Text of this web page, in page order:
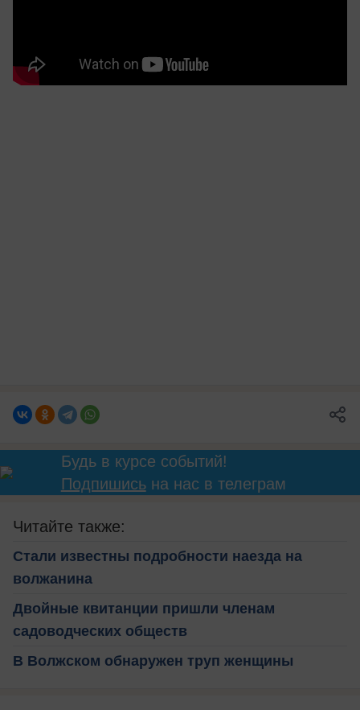
Будь в курсе событий!
Подпишисьна нас в телеграм
Читайте также:
Стали известны подробности наезда на
волжанина
Двойные квитанции пришли членам
садоводческих обществ
В Волжском обнаружен труп женщины